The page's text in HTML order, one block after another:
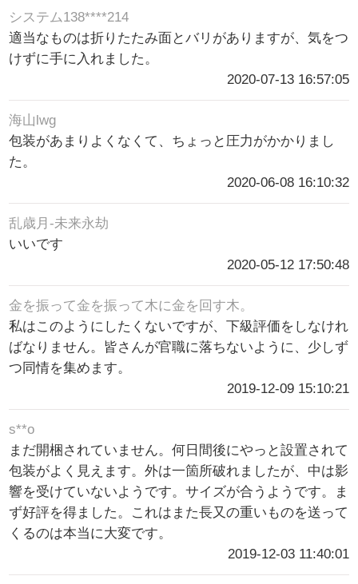
システム138****214
適当なものは折りたたみ面とバリがありますが、気をつ
けずに手に入れました。
2020-07-13 16:57:05
海山lwg
包装があまりよくなくて、ちょっと圧力がかかりまし
た。
2020-06-08 16:10:32
乱歳月-未来永劫
いいです
2020-05-12 17:50:48
金を振って金を振って木に金を回す木。
私はこのようにしたくないですが、下級評価をしなけれ
ばなりません。皆さんが官職に落ちないように、少しず
つ同情を集めます。
2019-12-09 15:10:21
s**o
まだ開梱されていません。何日間後にやっと設置されて
包装がよく見えます。外は一箇所破れましたが、中は影
響を受けていないようです。サイズが合うようです。ま
ず好評を得ました。これはまた長又の重いものを送って
くるのは本当に大変です。
2019-12-03 11:40:01